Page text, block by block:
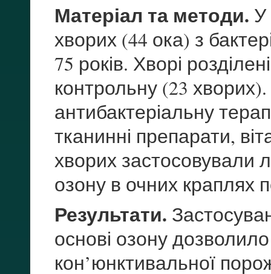
Матеріал та методи. У
хворих (44 ока) з
75 років. Хворі
контрольну (23
антибактеріальну
тканинні препарати,
хворих застосовували
озону в очних краплях
Результати.
основі озону
кон’юнктивальної